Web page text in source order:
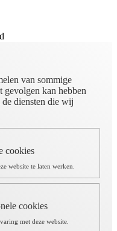
van sommige
gevolgen kan hebben
diensten die wij
cookies
website te laten werken.
cookies
met deze website.